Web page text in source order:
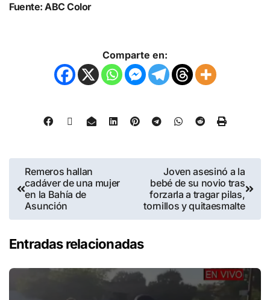
Fuente: ABC Color
Comparte en:
Remeros hallan
cadáver de una mujer
en la Bahía de
Asunción
Joven asesinó a la
bebé de su novio tras
forzarla a tragar pilas,
tornillos y quitaesmalte
Entradas relacionadas